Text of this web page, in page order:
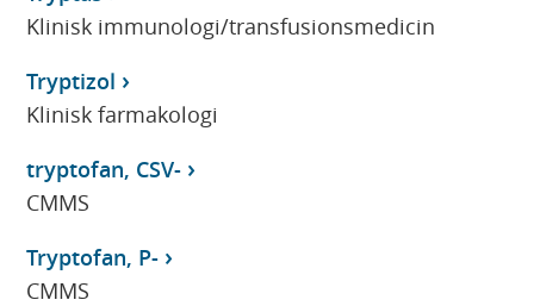
Klinisk immunologi/transfusionsmedicin
Tryptizol
Klinisk farmakologi
tryptofan, CSV-
CMMS
Tryptofan, P-
CMMS